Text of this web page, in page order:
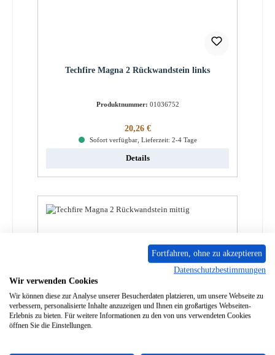
Techfire Magna 2 Rückwandstein links
Produktnummer: 01036752
Regulärer Preis:
20,26 €
Sofort verfügbar, Lieferzeit: 2-4 Tage
Details
Fortfahren, ohne zu akzeptieren
Datenschutzbestimmungen
Wir verwenden Cookies
Wir können diese zur Analyse unserer Besucherdaten platzieren, um unsere Webseite zu
verbessern, personalisierte Inhalte anzuzeigen und Ihnen ein großartiges Webseiten-
Erlebnis zu bieten. Für weitere Informationen zu den von uns verwendeten Cookies
öffnen Sie die Einstellungen.